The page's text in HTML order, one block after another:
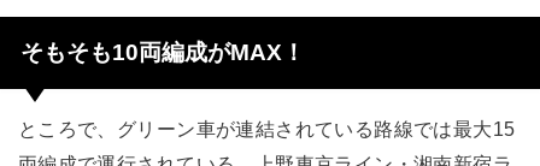
そもそも10両編成がMAX！
ところで、グリーン車が連結されている路線では最大15